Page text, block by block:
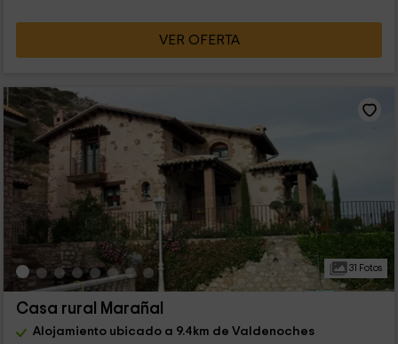
VER OFERTA
31 Fotos
Casa rural Marañal
Alojamiento ubicado a 9.4km de Valdenoches